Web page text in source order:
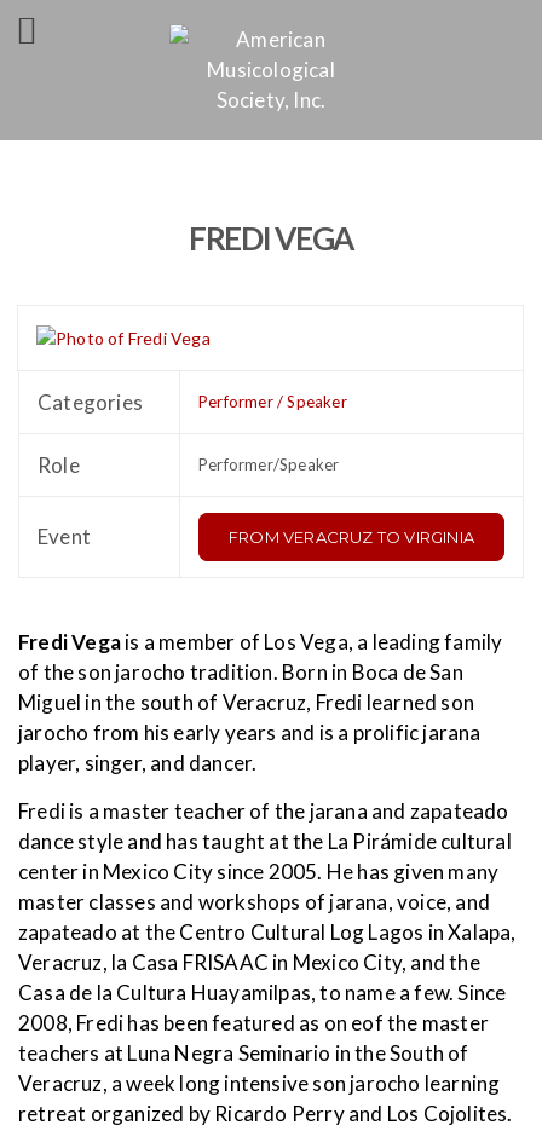
FREDI VEGA
Categories Performer / Speaker
Role Performer/Speaker
Event FROM VERACRUZ TO VIRGINIA
Fredi Vegais a member of Los Vega, a leading family
of the son jarocho tradition. Born in Boca de San
Miguel in the south of Veracruz, Fredi learned son
jarocho from his early years and is a prolific jarana
player, singer, and dancer.
Fredi is a master teacher of the jarana and zapateado
dance style and has taught at the La Pirámide cultural
center in Mexico City since 2005. He has given many
master classes and workshops of jarana, voice, and
zapateado at the Centro Cultural Log Lagos in Xalapa,
Veracruz, la Casa FRISAAC in Mexico City, and the
Casa de la Cultura Huayamilpas, to name a few. Since
2008, Fredi has been featured as on eof the master
teachers at Luna Negra Seminario in the South of
Veracruz, a week long intensive son jarocho learning
retreat organized by Ricardo Perry and Los Cojolites.